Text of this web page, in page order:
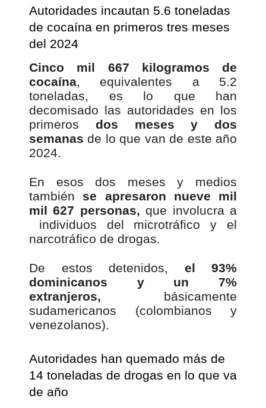
Autoridades incautan 5.6 toneladas
de cocaína en primeros tres meses
del 2024
Cinco mil 667 kilogramos de
cocaína, equivalentes a 5.2
toneladas, es lo que han
decomisado las autoridades en los
primeros dos meses y dos
semanas de lo que van de este año
2024.
En esos dos meses y medios
también se apresaron nueve mil
mil 627 personas, que involucra a
individuos del microtráfico y el
narcotráfico de drogas.
De estos detenidos, el 93%
dominicanos y un 7%
extranjeros, básicamente
sudamericanos (colombianos y
venezolanos).
Autoridades han quemado más de
14 toneladas de drogas en lo que va
de año